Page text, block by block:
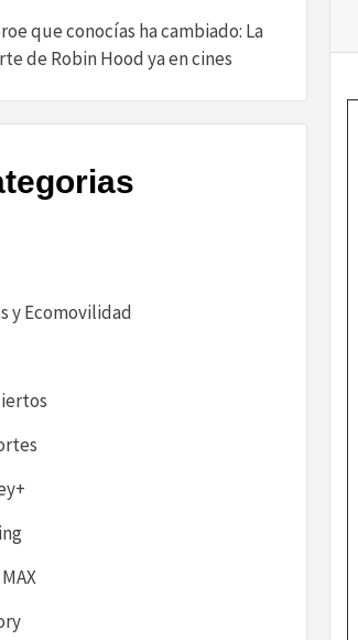
que conocías ha cambiado: La
de Robin Hood ya en cines
y Ecomovilidad